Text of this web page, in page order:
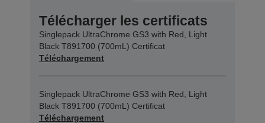
Télécharger les certificats
Singlepack UltraChrome GS3 with Red, Light
Black T891700 (700mL) Certificat
Téléchargement
Singlepack UltraChrome GS3 with Red, Light
Black T891700 (700mL) Certificat
Téléchargement